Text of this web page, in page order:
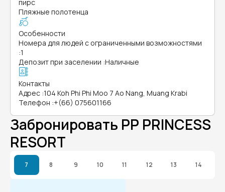
пирс
Пляжные полотенца
Особенности
Номера для людей с ограниченными возможностями
:1
Депозит при заселении :Наличные
Контакты
Адрес :104 Koh Phi Phi Moo 7 Ao Nang, Muang Krabi
Телефон :+(66) 075601166
Забронировать PP PRINCESS
RESORT
7 8 9 10 11 12 13 14